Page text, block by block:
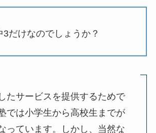
3だけなのでしょうか？
たサービスを提供するためで
では小学生から高校生までが
っています。しかし、当然な